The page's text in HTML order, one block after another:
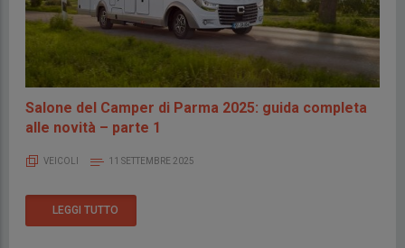
Salone del Camper di Parma 2025: guida completa
alle novità – parte 1
VEICOLI 11 SETTEMBRE 2025
LEGGI TUTTO